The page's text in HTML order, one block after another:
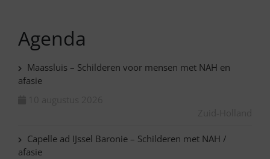
Agenda
Maassluis – Schilderen voor mensen met NAH en
afasie
Capelle ad IJssel Baronie – Schilderen met NAH /
afasie